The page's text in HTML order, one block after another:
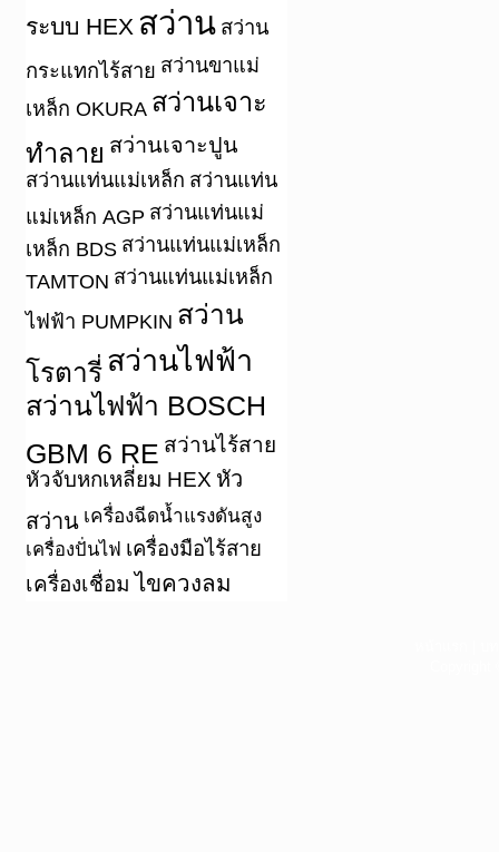
ระบบ HEX สว่าน สว่าน
กระแทกไร้สาย สว่านขาแม่
เหล็ก OKURA สว่านเจาะ
ทำลาย สว่านเจาะปูน
สว่านแท่นแม่เหล็ก สว่านแท่น
แม่เหล็ก AGP สว่านแท่นแม่
เหล็ก BDS สว่านแท่นแม่เหล็ก
TAMTON สว่านแท่นแม่เหล็ก
ไฟฟ้า PUMPKIN สว่าน
โรตารี่ สว่านไฟฟ้า
สว่านไฟฟ้า BOSCH
GBM 6 RE สว่านไร้สาย
หัวจับหกเหลี่ยม HEX หัว
สว่าน เครื่องฉีดน้ำแรงดันสูง
เครื่องปั่นไฟ เครื่องมือไร้สาย
เครื่องเชื่อม ไขควงลม